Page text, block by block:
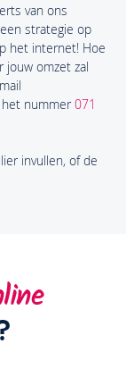
van ons
strategie op
het internet! Hoe
jouw omzet zal
nummer071
invullen, of de